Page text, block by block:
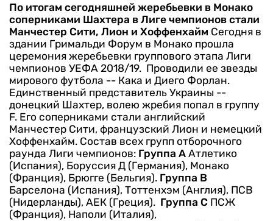
По итогам сегодняшней жеребьевки в Монако
соперниками Шахтера в Лиге чемпионов стали
Манчестер Сити, Лион и Хоффенхайм Сегодня в
здании Гримальди Форум в Монако прошла
церемония жеребьевки группового этапа Лиги
чемпионов УЕФА 2018/19. Проводили ее звезды
мирового футбола -- Кака и Диего Форлан.
Единственный представитель Украины --
донецкий Шахтер, волею жребия попал в группу
F. Его соперниками стали английский
Манчестер Сити, французский Лион и немецкий
Хоффенхайм. Состав всех групп отборочного
раунда Лиги чемпионов: Группа А Атлетико
(Испания), Боруссия Д (Германия), Монако
(Франция), Брюгге (Бельгия). Группа В
Барселона (Испания), Тоттенхэм (Англия), ПСВ
(Нидерланды), АЕК (Греция). Группа С ПСЖ
(Франция), Наполи (Италия),